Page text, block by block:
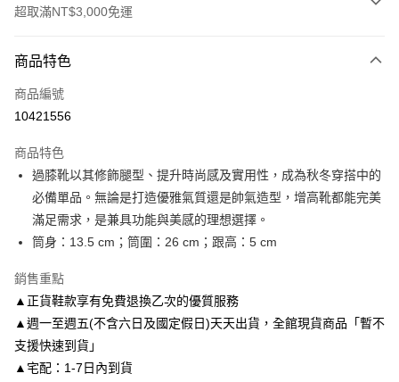
超取滿NT$3,000免運
信用卡一次付款
信用卡分期付款
合作金庫商業銀行
華南商業銀行
彰化商業銀行
上海商業儲蓄銀行
台北富邦商業銀行
國泰世華商業銀行
兆豐國際商業銀行
臺灣中小企業銀行
台中商業銀行
聯邦商業銀行
元大商業銀行
永豐商業銀行
台新國際商業銀行
中國信託商業銀行
台灣樂天信用卡公司
6 期 0 利率 每期
華南商業銀行
彰化商業銀行
上海商業儲蓄銀行
台北富邦商業銀行
國泰世華商業銀行
兆豐國際商業銀行
匯豐（台灣）商業銀行
聯邦商業銀行
遠東國際商業銀行
元大商業銀行
永豐商業銀行
玉山商業銀行
台灣樂天信用卡公司
LINE Pay
Apple Pay
悠遊付
Google Pay
商品特色
商品編號
10421556
商品特色
過膝靴以其修飾腿型、提升時尚感及實用性，成為秋冬穿搭中的
必備單品。無論是打造優雅氣質還是帥氣造型，增高靴都能完美
滿足需求，是兼具功能與美感的理想選擇。
筒身：13.5 cm；筒圍：26 cm；跟高：5 cm
銷售重點
▲正貨鞋款享有免費退換乙次的優質服務
▲週一至週五(不含六日及國定假日)天天出貨，全館現貨商品「暫不
支援快速到貨」
▲宅配：1-7日內到貨